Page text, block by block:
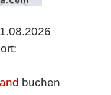
buchen